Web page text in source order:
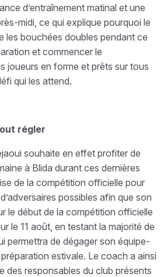
d’entraînement matinal et une
midi, ce qui explique pourquoi le
les bouchées doubles pendant ce
et commencer le
joueurs en forme et prêts sur tous
qui les attend.
régler
souhaite en effet profiter de
à Blida durant ces dernières
de la compétition officielle pour
possibles afin que son
le début de la compétition officielle
le 11 août, en testant la majorité de
permettra de dégager son équipe-
estivale. Le coach a ainsi
des responsables du club présents